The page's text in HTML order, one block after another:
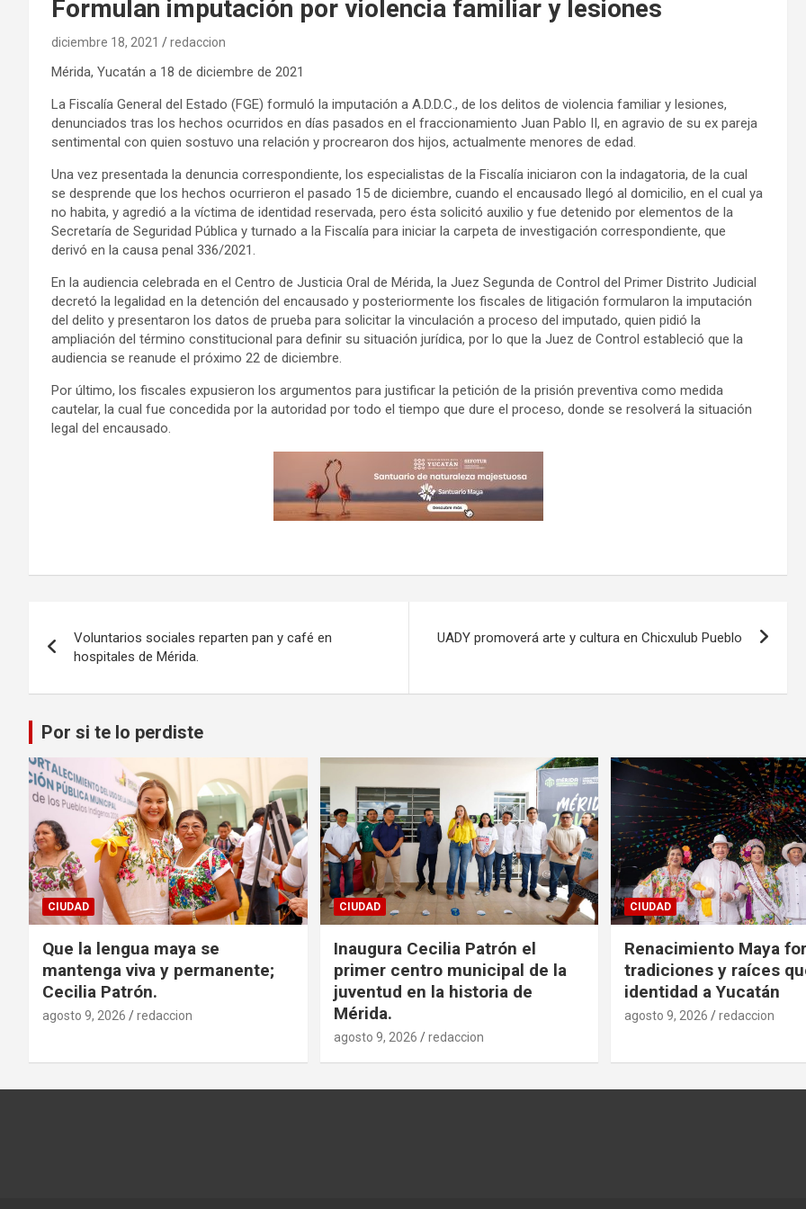
Formulan imputación por violencia familiar y lesiones
diciembre 18, 2021 redaccion
Mérida, Yucatán a 18 de diciembre de 2021
La Fiscalía General del Estado (FGE) formuló la imputación a A.D.D.C., de los delitos de violencia familiar y lesiones,
denunciados tras los hechos ocurridos en días pasados en el fraccionamiento Juan Pablo II, en agravio de su ex pareja
sentimental con quien sostuvo una relación y procrearon dos hijos, actualmente menores de edad.
Una vez presentada la denuncia correspondiente, los especialistas de la Fiscalía iniciaron con la indagatoria, de la cual
se desprende que los hechos ocurrieron el pasado 15 de diciembre, cuando el encausado llegó al domicilio, en el cual ya
no habita, y agredió a la víctima de identidad reservada, pero ésta solicitó auxilio y fue detenido por elementos de la
Secretaría de Seguridad Pública y turnado a la Fiscalía para iniciar la carpeta de investigación correspondiente, que
derivó en la causa penal 336/2021.
En la audiencia celebrada en el Centro de Justicia Oral de Mérida, la Juez Segunda de Control del Primer Distrito Judicial
decretó la legalidad en la detención del encausado y posteriormente los fiscales de litigación formularon la imputación
del delito y presentaron los datos de prueba para solicitar la vinculación a proceso del imputado, quien pidió la
ampliación del término constitucional para definir su situación jurídica, por lo que la Juez de Control estableció que la
audiencia se reanude el próximo 22 de diciembre.
Por último, los fiscales expusieron los argumentos para justificar la petición de la prisión preventiva como medida
cautelar, la cual fue concedida por la autoridad por todo el tiempo que dure el proceso, donde se resolverá la situación
legal del encausado.
de
entradas
Voluntarios sociales reparten pan y café en
hospitales de Mérida.
UADY promoverá arte y cultura en Chicxulub Pueblo
Por si te lo perdiste
CIUDAD
Que la lengua maya se
mantenga viva y permanente;
Cecilia Patrón.
agosto 9, 2026 redaccion
CIUDAD
Inaugura Cecilia Patrón el
primer centro municipal de la
juventud en la historia de
Mérida.
agosto 9, 2026 redaccion
CIUDAD
Renacimiento Maya
tradiciones y raíces
identidad a Yucatán
agosto 9, 2026 redaccion